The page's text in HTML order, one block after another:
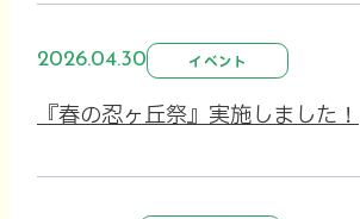
2026.04.30 イベント
『春の忍ヶ丘祭』実施しました！